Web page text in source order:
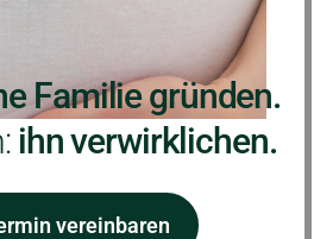
Familie gründen.
ihn verwirklichen.
vereinbaren